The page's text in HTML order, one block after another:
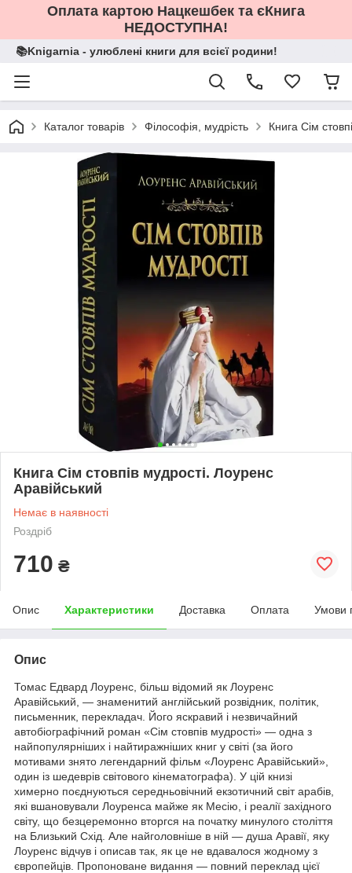
Оплата картою Нацкешбек та єКнига
НЕДОСТУПНА!
📚Knigarnia - улюблені книги для всієї родини!
Каталог товарів Філософія, мудрість Книга Сім
Книга Сім стовпів мудрості. Лоуренс
Аравійський
Немає в наявності
Роздріб
710 ₴
Опис Характеристики Доставка Оплата Умови
Опис
Томас Едвард Лоуренс, більш відомий як Лоуренс
Аравійський, — знаменитий англійський розвідник, політик,
письменник, перекладач. Його яскравий і незвичайний
автобіографічний роман «Сім стовпів мудрості» — одна з
найпопулярніших і найтиражніших книг у світі (за його
мотивами знято легендарний фільм «Лоуренс Аравійський»,
один із шедеврів світового кінематографа). У цій книзі
химерно поєднуються середньовічний екзотичний світ арабів,
які вшановували Лоуренса майже як Месію, і реалії західного
світу, що безцеремонно вторгся на початку минулого століття
на Близький Схід. Але найголовніше в ній — душа Аравії, яку
Лоуренс відчув і описав так, як це не вдавалося жодному з
європейців. Пропоноване видання — повний переклад цієї